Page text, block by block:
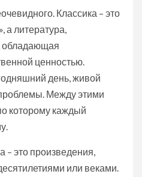
Классика – это
а литература,
обладающая
ценностью.
день, живой
Между этими
которому каждый
– это произведения,
или веками.